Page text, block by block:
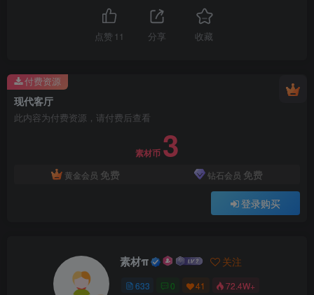
点赞 11 分享 收藏
现代客厅
此内容为付费资源，请付费后查看
素材币 3
黄金会员 免费 钻石会员 免费
登录购买
付费资源
素材π 关注
633 0 41 72.4W+